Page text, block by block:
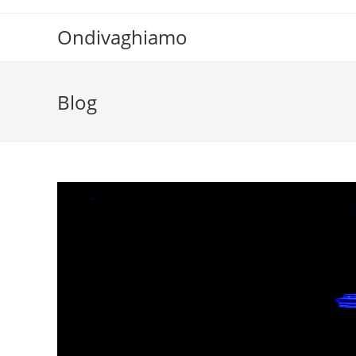
Ondivaghiamo
Blog